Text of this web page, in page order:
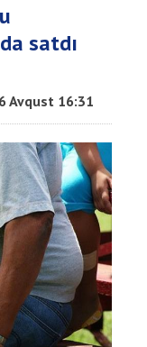
satdı
6 Avqust 16:31